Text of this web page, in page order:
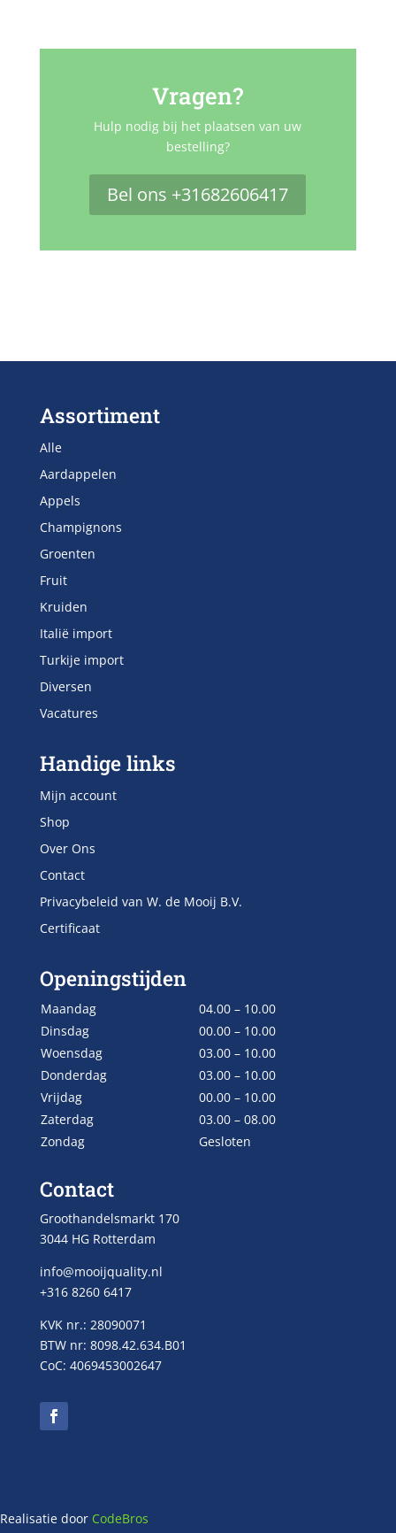
Vragen?
Hulp nodig bij het plaatsen van uw
bestelling?
Bel ons +31682606417
Assortiment
Alle
Aardappelen
Appels
Champignons
Groenten
Fruit
Kruiden
Italië import
Turkije import
Diversen
Vacatures
Handige links
Mijn account
Shop
Over Ons
Contact
Privacybeleid van W. de Mooij B.V.
Certificaat
Openingstijden
Maandag
04.00 – 10.00
Dinsdag
00.00 – 10.00
Woensdag
03.00 – 10.00
Donderdag
03.00 – 10.00
Vrijdag
00.00 – 10.00
Zaterdag
03.00 – 08.00
Zondag
Gesloten
Contact
Groothandelsmarkt 170
3044 HG Rotterdam
info@mooijquality.nl
+316 8260 6417
KVK nr.: 28090071
BTW nr: 8098.42.634.B01
CoC: 4069453002647
Realisatie door CodeBros